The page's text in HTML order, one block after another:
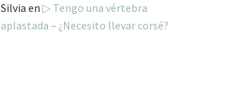
Silvia en ▷ Tengo una vértebra
aplastada – ¿Necesito llevar corsé?